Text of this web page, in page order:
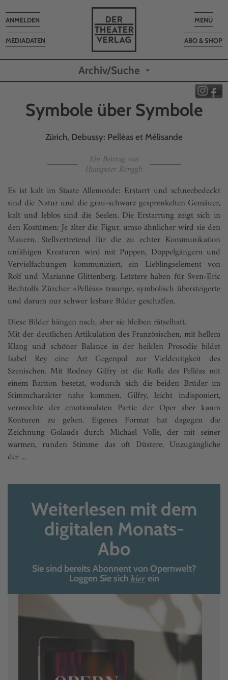
Toggle
MENÜ
ABO & SHOP
MEDIADATEN
Toggle
navigation
ANMELDEN
Archiv/Suche
Symbole über Symbole
Zürich, Debussy: Pelléas et Mélisande
Ein Beitrag von
Hanspeter Renggli
Es ist kalt im Staate Allemonde: Erstarrt und schneebedeckt
sind die Natur und die grau-schwarz gesprenkelten Gemäuer,
kalt und leblos sind die Seelen. Die Erstarrung zeigt sich in
den Kostümen: Je älter die Figur, umso ähnlicher wird sie den
Mauern. Stellvertretend für die zu echter Kommunikation
unfähigen Kreaturen wird mit Puppen, Doppelgängern und
Vervielfachungen kommuniziert, ein Lieblingselement von
Rolf und Marianne Glittenberg. Letztere haben für Sven-Eric
Bechtolfs Zürcher «Pelléas» traurige, symbolisch übersteigerte
und darum nur schwer lesbare Bilder geschaffen.
Diese Bilder hängen nach, aber sie bleiben rätselhaft.
Mit der deutlichen Artikulation des Französischen, mit hellem
Klang und schöner Balance in der heiklen Prosodie bildet
Isabel Rey eine Art Gegenpol zur Vieldeutigkeit des
Szenischen. Mit Rodney Gilfry ist die Rolle des Pelléas mit
einem Bariton besetzt, wodurch sich die beiden Brüder im
Stimmcharakter nahe kommen. Gilfry, leicht indisponiert,
vermochte der emotionalsten Partie der Oper aber kaum
Konturen zu geben. Eigenes Format hat dagegen die
Zeichnung Golauds durch Michael Volle, der mit seiner
warmen, runden Stimme das oft Düstere, Unzugängliche
der ...
Weiterlesen mit dem
digitalen Monats-
Abo
Sie sind bereits Abonnent von Opernwelt?
Loggen Sie sich hierein